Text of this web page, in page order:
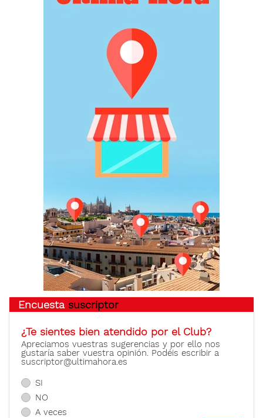
Encuesta suscriptor
¿Te sientes bien atendido por el Club?
Apreciamos vuestras sugerencias y por ello nos
gustaría saber vuestra opinión. Podéis escribir a
suscriptor@ultimahora.es
SI
NO
A veces